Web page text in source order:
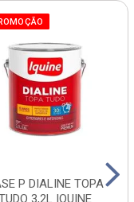
P DIALINE TOPA
3,2L IQUINE